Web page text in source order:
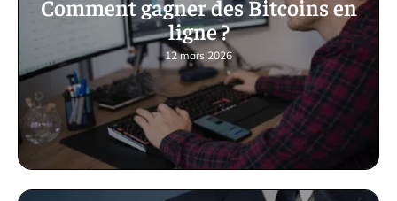
Comment gagner des Bitcoins en
ligne ?
12 mars 2026